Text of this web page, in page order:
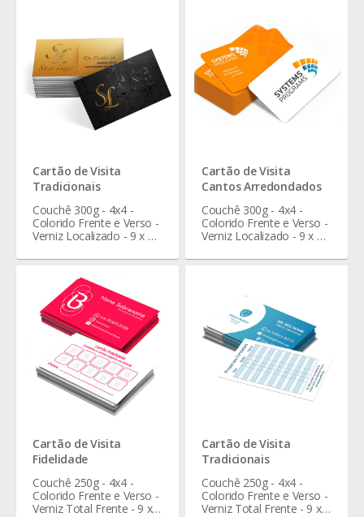
Cartão de Visita
Tradicionais
Couchê 300g - 4x4 -
Colorido Frente e Verso -
Verniz Localizado - 9 x 5
Cartão de Visita
Cantos Arredondados
Couchê 300g - 4x4 -
Colorido Frente e Verso -
Verniz Localizado - 9 x 5
Cartão de Visita
Fidelidade
Couchê 250g - 4x4 -
Colorido Frente e Verso -
Verniz Total Frente - 9 x 5
Cartão de Visita
Tradicionais
Couchê 250g - 4x4 -
Colorido Frente e Verso -
Verniz Total Frente - 9 x 5